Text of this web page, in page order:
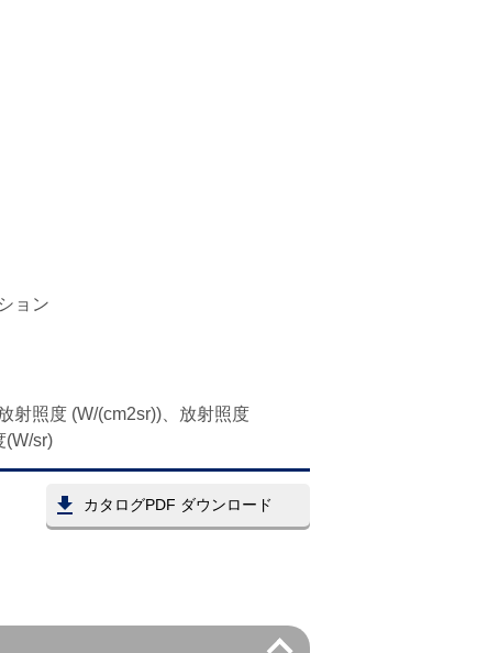
ョン
射照度 (W/(cm2sr))、放射照度
(W/sr)
カタログPDF ダウンロード